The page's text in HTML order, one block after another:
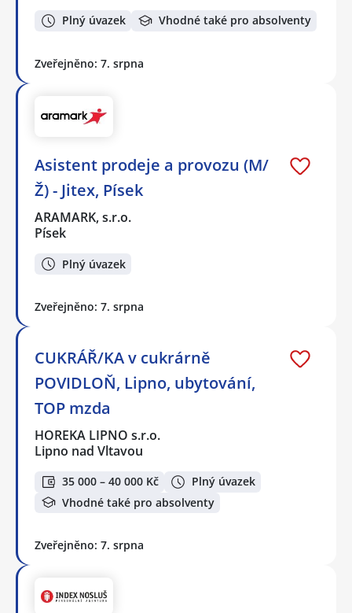
Plný úvazek Vhodné také pro absolventy
Zveřejněno: 7. srpna
Asistent prodeje a provozu (M/
Ž) - Jitex, Písek
ARAMARK, s.r.o.
Písek
Plný úvazek
Zveřejněno: 7. srpna
CUKRÁŘ/KA v cukrárně
POVIDLOŇ, Lipno, ubytování,
TOP mzda
HOREKA LIPNO s.r.o.
Lipno nad Vltavou
35 000 – 40 000 Kč
Plný úvazek
Vhodné také pro absolventy
Zveřejněno: 7. srpna